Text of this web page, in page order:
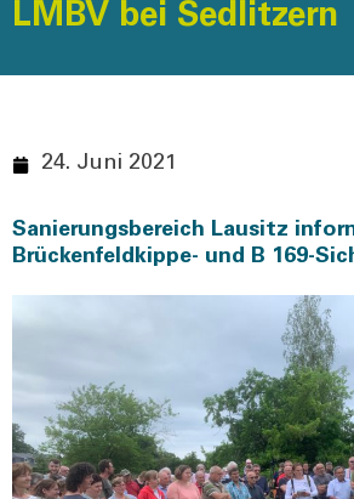
LMBV bei Sedlitzern
24. Juni 2021
Sanierungsbereich Lausitz
Brückenfeldkippe- und B 169-